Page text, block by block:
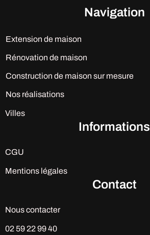
Navigation
Extension de maison
Rénovation de maison
Construction de maison sur mesure
Nos réalisations
Villes
Informations
CGU
Mentions légales
Contact
Nous contacter
02 59 22 99 40